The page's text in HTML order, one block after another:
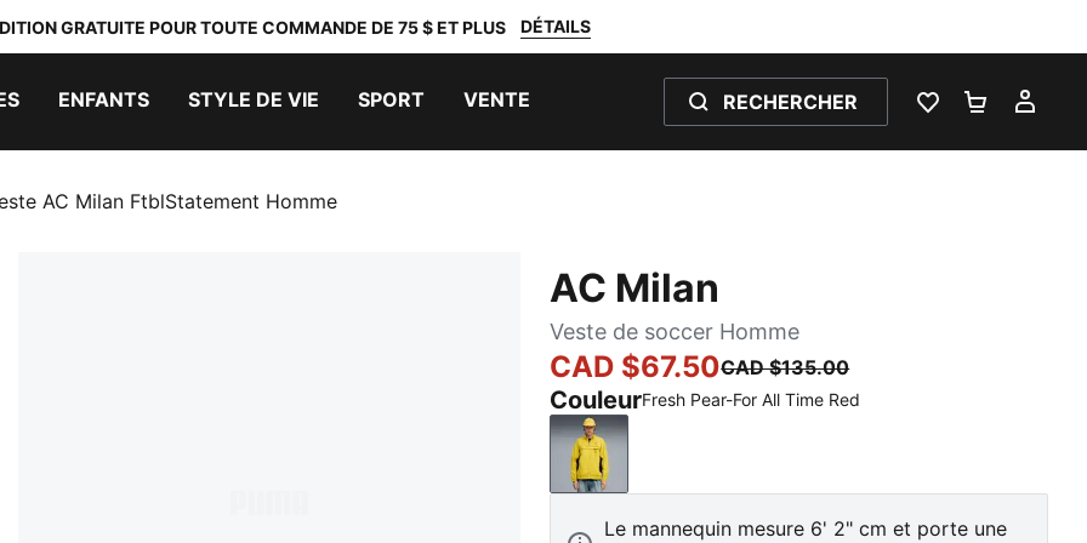
GRATUITE POUR TOUTE COMMANDE DE 75 $ ET PLUS DÉTAILS
ENFANTS STYLE DE VIE SPORT VENTE RECHERCHER
LISTE DEPANIER 0
AC Milan FtblStatement Homme
AC Milan
Veste de soccer Homme
CAD $67.50CAD $135.00
CouleurFresh Pear-For All Time Red
Fresh Pear-For All Time Red
Le mannequin mesure 6' 2" cm et porte une